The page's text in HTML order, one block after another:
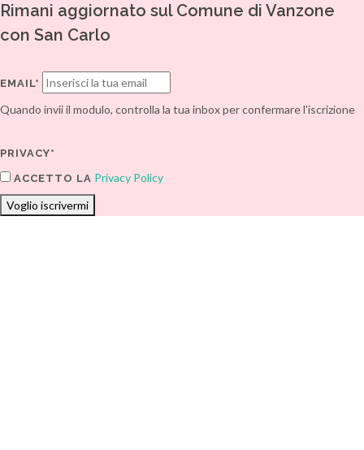
Rimani aggiornato sul Comune di Vanzone
con San Carlo
EMAIL*
Quando invii il modulo, controlla la tua inbox per confermare l'iscrizione
PRIVACY*
ACCETTO LA Privacy Policy
Voglio iscrivermi